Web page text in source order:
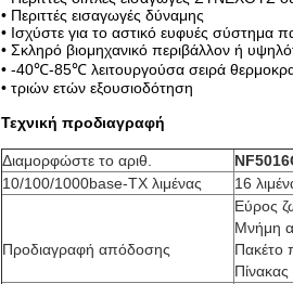
• Περιττές εισαγωγές δύναμης
• Ισχύστε για το αστικό ευφυές
• Σκληρό βιομηχανικό περιβάλλον ή
• -40℃-85℃ λειτουργούσα σειρά
• τριών ετών εξουσιοδότηση
Τεχνική προδιαγραφή
Διαμορφώστε το αριθ.
10/100/1000base-TX λιμένας
16
Προδιαγραφή απόδοσης
Εύρος
Μνήμη
Πακέτο